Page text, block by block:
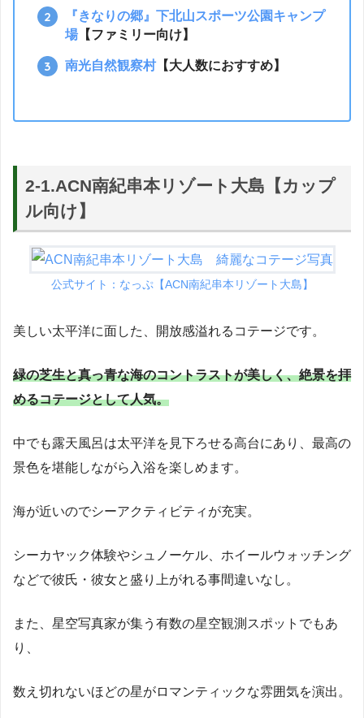
『きなりの郷』下北山スポーツ公園キャンプ
場【ファミリー向け】
南光自然観察村【大人数におすすめ】
2-1.ACN南紀串本リゾート大島【カップ
ル向け】
公式サイト：なっぷ【ACN南紀串本リゾート大島】
美しい太平洋に面した、開放感溢れるコテージです。
緑の芝生と真っ青な海のコントラストが美しく、絶景を拝
めるコテージとして人気。
中でも露天風呂は太平洋を見下ろせる高台にあり、最高の
景色を堪能しながら入浴を楽しめます。
海が近いのでシーアクティビティが充実。
シーカヤック体験やシュノーケル、ホイールウォッチング
などで彼氏・彼女と盛り上がれる事間違いなし。
また、星空写真家が集う有数の星空観測スポットでもあ
り、
数え切れないほどの星がロマンティックな雰囲気を演出。